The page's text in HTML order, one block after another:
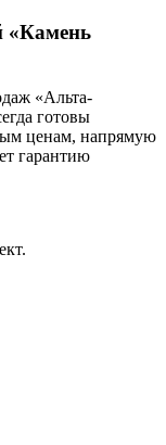
«Камень
«Альта-
готовы
ценам, напрямую
гарантию